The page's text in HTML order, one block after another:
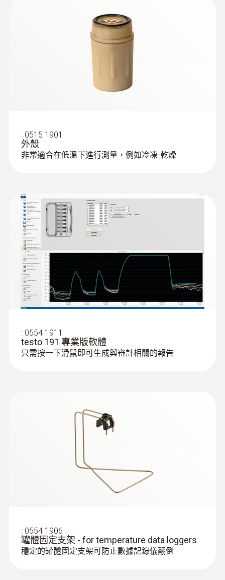
750 操作小時 (測量週期為10秒， 在 +121 °C
1/2 AA lithium
60,000 個測量值
存放溫度
-20 ~ +50 °C
: 0515 1901
外殼
非常適合在低溫下進行測量，例如冷凍-乾燥
: 0554 1911
testo 191 專業版軟體
只需按一下滑鼠即可生成與審計相關的報告
: 0554 1906
罐體固定支架 - for temperature data loggers
穩定的罐體固定支架可防止數據記錄儀翻倒